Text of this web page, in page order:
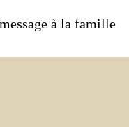
à la famille